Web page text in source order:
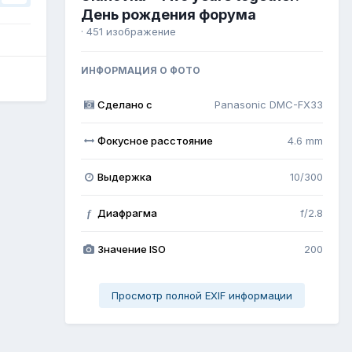
День рождения форума
· 451 изображение
ИНФОРМАЦИЯ О ФОТО
Сделано с Panasonic DMC-FX33
Фокусное расстояние 4.6 mm
Выдержка 10/300
f Диафрагма f/2.8
Значение ISO 200
Просмотр полной EXIF информации